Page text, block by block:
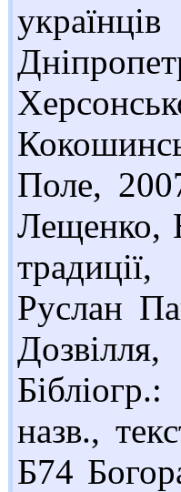
Поле,
Лещенко,
Руслан
назв.,
Б74